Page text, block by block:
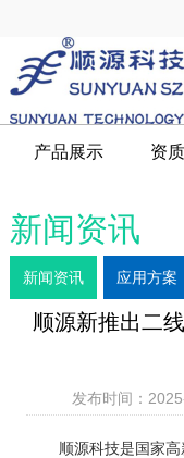
产品展示 资
新闻资讯
新闻资讯 应用方案
顺源新推出二
发布时间：
顺源科技是国家高